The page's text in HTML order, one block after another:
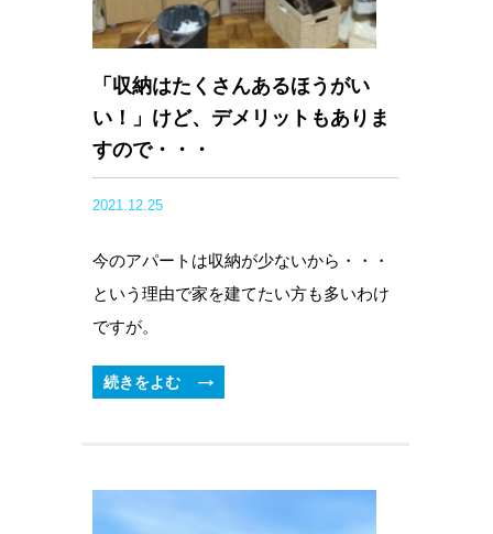
「収納はたくさんあるほうがい
い！」けど、デメリットもありま
すので・・・
2021.12.25
今のアパートは収納が少ないから・・・
という理由で家を建てたい方も多いわけ
ですが。
続きをよむ